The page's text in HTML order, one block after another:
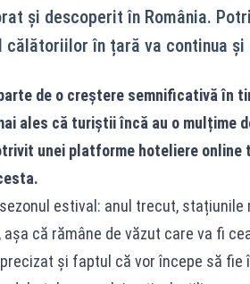
și descoperit în România.
în țară va continua și
de o creștere semnificativă în
ales că turiștii încă au o mulțime
unei platforme hoteliere online
estival: anul trecut, stațiunile
că rămâne de văzut care va fi
și faptul că vor începe să fie